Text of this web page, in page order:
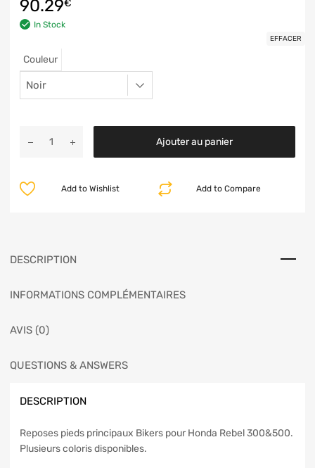
90.29€
In Stock
Couleur
EFFACER
Ajouter au panier
Add to Compare
Add to Wishlist
DESCRIPTION
INFORMATIONS COMPLÉMENTAIRES
AVIS (0)
QUESTIONS & ANSWERS
DESCRIPTION
Reposes pieds principaux Bikers pour Honda Rebel 300&500.
Plusieurs coloris disponibles.